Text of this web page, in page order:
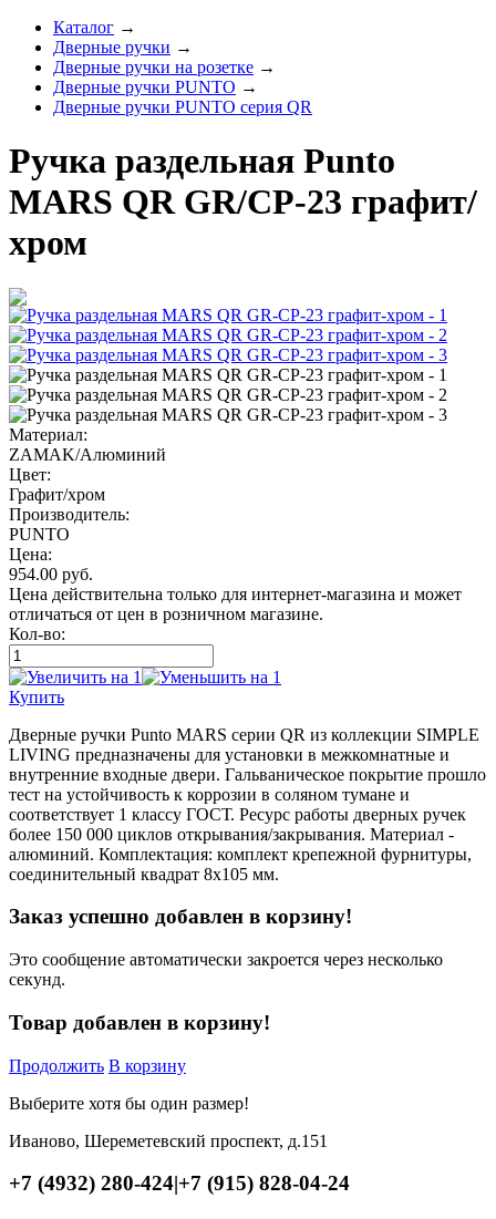
Каталог →
Дверные ручки →
Дверные ручки на розетке →
Дверные ручки PUNTO →
Дверные ручки PUNTO серия QR
Ручка раздельная Punto
MARS QR GR/CP-23 графит/
хром
Материал:
ZAMAK/Алюминий
Цвет:
Графит/хром
Производитель:
PUNTO
Цена:
954.00 руб.
Цена действительна только для интернет-магазина и может
отличаться от цен в розничном магазине.
Кол-во:
Купить
Дверные ручки Punto MARS серии QR из коллекции SIMPLE
LIVING предназначены для установки в межкомнатные и
внутренние входные двери. Гальваническое покрытие прошло
тест на устойчивость к коррозии в соляном тумане и
соответствует 1 классу ГОСТ. Ресурс работы дверных ручек
более 150 000 циклов открывания/закрывания. Материал -
алюминий. Комплектация: комплект крепежной фурнитуры,
соединительный квадрат 8x105 мм.
Заказ успешно добавлен в корзину!
Это сообщение автоматически закроется через несколько
секунд.
Товар добавлен в корзину!
Продолжить В корзину
Выберите хотя бы один размер!
Иваново, Шереметевский проспект, д.151
+7 (4932) 280-424|+7 (915) 828-04-24